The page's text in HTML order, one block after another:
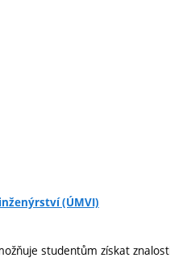
(ÚMVI)
studentům získat